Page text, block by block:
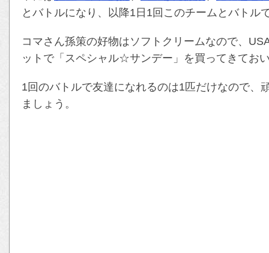
とバトルになり、以降1日1回このチームとバトル
コマさん孫策の好物はソフトクリームなので、
ットで「スペシャル☆サンデー」を買ってきてお
1回のバトルで友達になれるのは1匹だけなので、
ましょう。